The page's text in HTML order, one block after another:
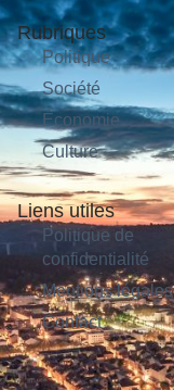
Rubriques
Politique
Société
Économie
Culture
Liens utiles
Politique de
confidentialité
Mentions légales
Contact